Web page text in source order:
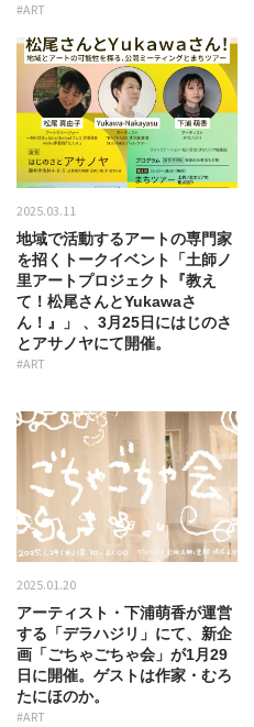
#ART
2025.03.11
地域で活動するアートの専門家
を招くトークイベント「土師ノ
里アートプロジェクト『教え
て！松尾さんとYukawaさ
ん！』」 、3月25日にはじのさ
とアサノヤにて開催。
#ART
2025.01.20
アーティスト・下浦萌香が運営
する「デラハジリ」にて、新企
画「ごちゃごちゃ会」が1月29
日に開催。ゲストは作家・むろ
たにほのか。
#ART